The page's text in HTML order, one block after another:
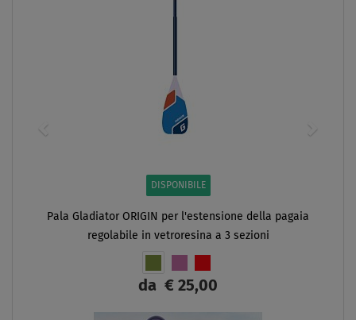
DISPONIBILE
Pala Gladiator ORIGIN per l'estensione della pagaia
regolabile in vetroresina a 3 sezioni
da € 25,00